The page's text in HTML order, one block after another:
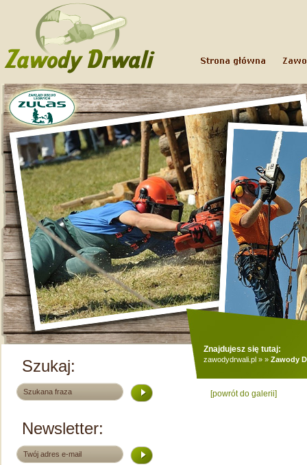
Szukaj:
Newsletter:
Znajdujesz się tutaj:
zawodydrwali.pl » » Zawody
[powrót do galerii]